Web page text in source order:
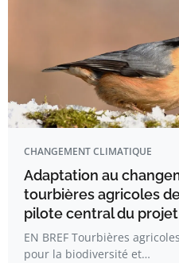
CHANGEMENT CLIMATIQUE
Adaptation au
tourbières agricoles
pilote central du
EN BREF Tourbières
pour la biodiversité et…